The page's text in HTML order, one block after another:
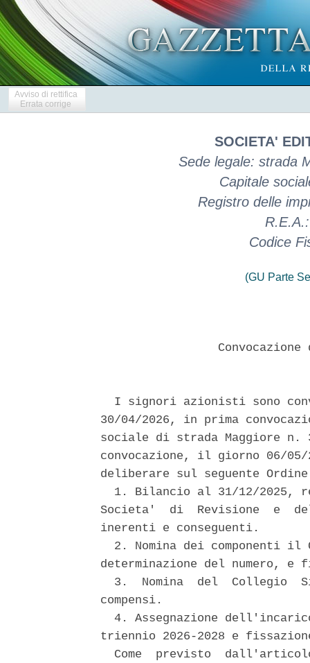
Avviso di rettifica
Errata corrige
SOCIETA'
Sede legale: strada
Capitale
Registro delle
Codice
(GU Parte
I signori azionisti sono
30/04/2026, in prima
sociale di strada Maggiore n.
convocazione, il giorno 06/
deliberare sul seguente
1. Bilancio al 31/12/2025,
Societa'  di  Revisione  e
inerenti e conseguenti.
2. Nomina dei componenti il
determinazione del numero,
3.  Nomina  del  Collegio
compensi.
4. Assegnazione
triennio 2026-2028 e
Come  previsto